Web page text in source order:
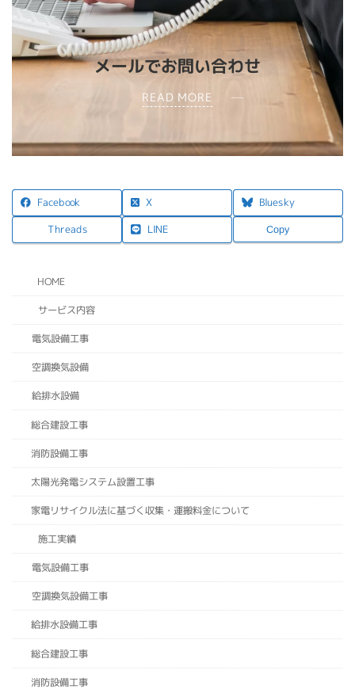
メールでお問い合わせ
READ MORE
Facebook X Bluesky
Threads LINE Copy
HOME
サービス内容
電気設備工事
空調換気設備
給排水設備
総合建設工事
消防設備工事
太陽光発電システム設置工事
家電リサイクル法に基づく収集・運搬料金について
施工実績
電気設備工事
空調換気設備工事
給排水設備工事
総合建設工事
消防設備工事